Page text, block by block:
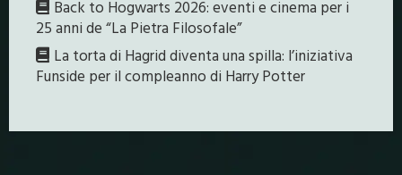
Back to Hogwarts 2026: eventi e cinema per i
25 anni de “La Pietra Filosofale”
La torta di Hagrid diventa una spilla: l’iniziativa
Funside per il compleanno di Harry Potter